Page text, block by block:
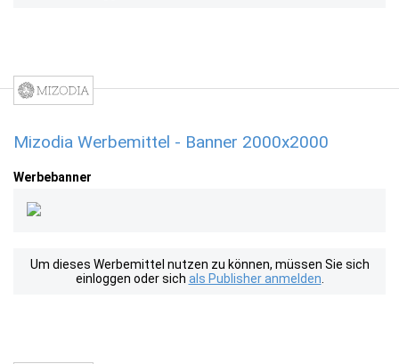
Mizodia Werbemittel - Banner 2000x2000
Werbebanner
Um dieses Werbemittel nutzen zu können, müssen Sie sich
einloggen oder sich als Publisher anmelden